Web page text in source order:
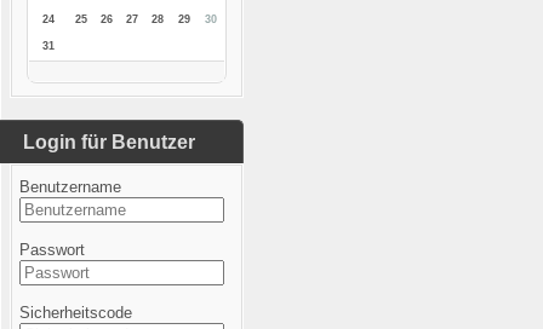
24 25 26 27 28 29 30
31
Login für Benutzer
Benutzername
Passwort
Sicherheitscode